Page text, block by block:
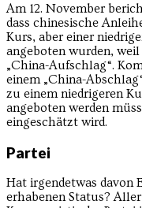
Am 12. November
dass chinesische
Kurs, aber einer
angeboten wurden,
„China-Aufschlag“.
einem „China-
zu einem niedrigeren
angeboten werden
eingeschätzt wird.
Partei
Hat irgendetwas davon
erhabenen Status?